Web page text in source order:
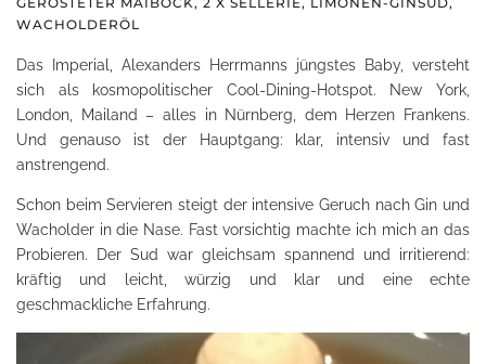
WACHOLDERÖL
Das Imperial, Alexanders Herrmanns jüngstes Baby, versteht
sich als kosmopolitischer Cool-Dining-Hotspot. New York,
London, Mailand – alles in Nürnberg, dem Herzen Frankens.
Und genauso ist der Hauptgang: klar, intensiv und fast
anstrengend.
Schon beim Servieren steigt der intensive Geruch nach Gin und
Wacholder in die Nase. Fast vorsichtig machte ich mich an das
Probieren. Der Sud war gleichsam spannend und irritierend:
kräftig und leicht, würzig und klar und eine echte
geschmackliche Erfahrung.